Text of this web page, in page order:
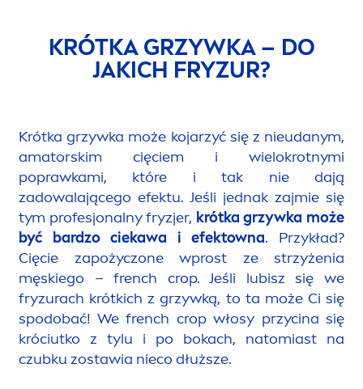
KRÓTKA GRZYWKA – DO
JAKICH FRYZUR?
Krótka grzywka może kojarzyć się z nieudanym,
amatorskim cięciem i wielokrotnymi
poprawkami, które i tak nie dają
zadowalającego efektu. Jeśli jednak zajmie się
tym profesjonalny fryzjer, krótka grzywka może
być bardzo ciekawa i efektowna. Przykład?
Cięcie zapożyczone wprost ze strzyżenia
męskiego – french crop. Jeśli lubisz się we
fryzurach krótkich z grzywką, to ta może Ci się
spodobać! We french crop włosy przycina się
króciutko z tylu i po bokach, natomiast na
czubku zostawia nieco dłuższe.